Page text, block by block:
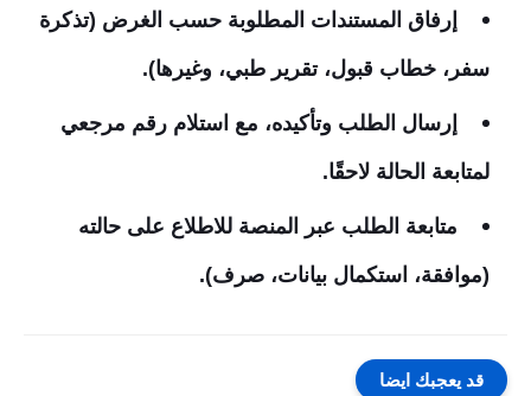
إرفاق المستندات المطلوبة حسب الغرض (تذكرة
سفر، خطاب قبول، تقرير طبي، وغيرها).
إرسال الطلب وتأكيده، مع استلام رقم مرجعي
لمتابعة الحالة لاحقًا.
متابعة الطلب عبر المنصة للاطلاع على حالته
(موافقة، استكمال بيانات، صرف).
قد يعجبك ايضا